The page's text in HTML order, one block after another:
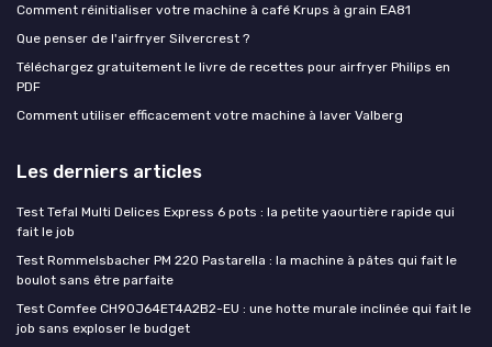
Comment réinitialiser votre machine à café Krups à grain EA81
Que penser de l'airfryer Silvercrest ?
Téléchargez gratuitement le livre de recettes pour airfryer Philips en
PDF
Comment utiliser efficacement votre machine à laver Valberg
Les derniers articles
Test Tefal Multi Delices Express 6 pots : la petite yaourtière rapide qui
fait le job
Test Rommelsbacher PM 220 Pastarella : la machine à pâtes qui fait le
boulot sans être parfaite
Test Comfee CH90J64ET4A2B2-EU : une hotte murale inclinée qui fait le
job sans exploser le budget